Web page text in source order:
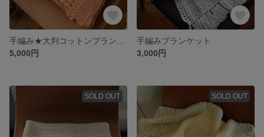
5,000円
手編みブランケット
3,000円
SOLD OUT SOLD OUT